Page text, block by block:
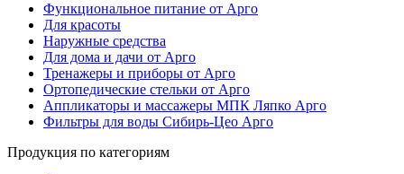
Функциональное питание от Арго
Для красоты
Наружные средства
Для дома и дачи от Арго
Тренажеры и приборы от Арго
Ортопедические стельки от Арго
Аппликаторы и массажеры МПК Ляпко Арго
Фильтры для воды Сибирь-Цео Арго
Продукция по категориям